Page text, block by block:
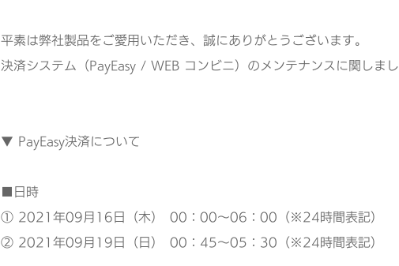
平素は弊社製品をご愛用いただき、誠にありがとうございます。
決済システム（PayEasy / WEB コンビニ）のメンテナンスに関しま
▼ PayEasy決済について
■日時
① 2021年09月16日（木） 00：00～06：00（※24時間表記）
② 2021年09月19日（日） 00：45～05：30（※24時間表記）